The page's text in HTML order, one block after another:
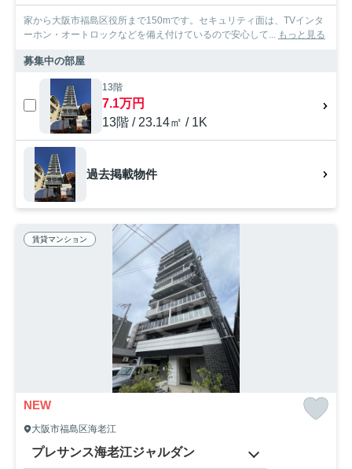
家から大阪市福島区役所まで150mです。セキュリティ面は、TVインタ
ーホン・オートロックなどを備え付けているので安心して... もっと見る
募集中の部屋
13階
7.1万円
13階 / 23.14㎡ / 1K
過去掲載物件
賃貸マンション
NEW
大阪市福島区海老江
プレサンス海老江ジャルダン